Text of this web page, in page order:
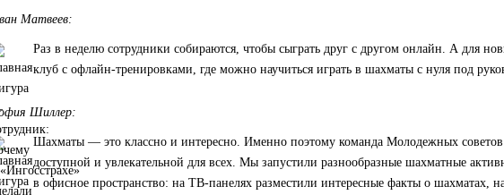
Матвеев:
Раз в неделю сотрудники собираются, чтобы сыграть друг с другом онлайн. А для
клуб с офлайн-тренировками, где можно научиться играть в шахматы с нуля под
Шиллер:
Шахматы — это классно и интересно. Именно поэтому команда Молодежных советов
доступной и увлекательной для всех. Мы запустили разнообразные шахматные
в офисное пространство: на ТВ-панелях разместили интересные факты о шахматах,